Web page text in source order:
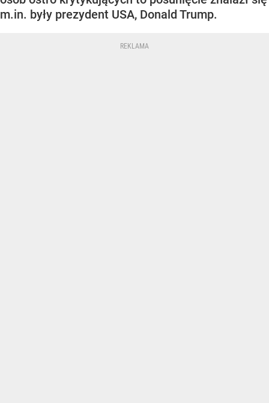
m.in. były prezydent USA, Donald Trump.